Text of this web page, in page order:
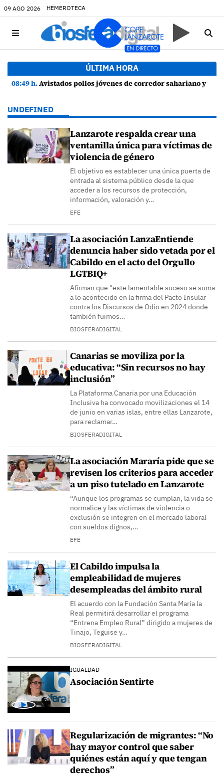
09 AGO 2026 HEMEROTECA
ÚLTIMA HORA
08:49 h.Avistados pollos jóvenes de corredor sahariano y episodios de cortejo de hubara cerca del rally de Lanzarote
UNDEFINED
Lanzarote respalda crear una
ventanilla única para víctimas de
violencia de género
El objetivo es establecer una única puerta de
entrada al sistema público desde la que
acceder a los recursos de protección,
información, valoración y…
EFE
La asociación LanzaEntiende
denuncia haber sido vetada por el
Cabildo en el acto del Orgullo
LGTBIQ+
Afirman que "este lamentable suceso se suma
a lo acontecido en la firma del Pacto Insular
contra los Discursos de Odio en 2024 donde
también fuimos…
BIOSFERADIGITAL
Canarias se moviliza por la
educativa: “Sin recursos no hay
inclusión”
La Plataforma Canaria por una Educación
Inclusiva ha convocado movilizaciones el 14
de junio en varias islas, entre ellas Lanzarote,
para reclamar…
BIOSFERADIGITAL
La asociación Mararía pide que se
revisen los criterios para acceder
a un piso tutelado en Lanzarote
“Aunque los programas se cumplan, la vida se
normalice y las víctimas de violencia o
exclusión se integren en el mercado laboral
con sueldos dignos,…
EFE
El Cabildo impulsa la
empleabilidad de mujeres
desempleadas del ámbito rural
El acuerdo con la Fundación Santa María la
Real permitirá desarrollar el programa
“Entrena Empleo Rural” dirigido a mujeres de
Tinajo, Teguise y…
BIOSFERADIGITAL
IGUALDAD
Asociación Sentirte
Regularización de migrantes: “No
hay mayor control que saber
quiénes están aquí y que tengan
derechos”